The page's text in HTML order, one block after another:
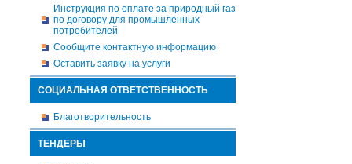
Инструкция по оплате за природный газ
по договору для промышленных
потребителей
Сообщите контактную информацию
Оставить заявку на услуги
СОЦИАЛЬНАЯ ОТВЕТСТВЕННОСТЬ
Благотворительность
ТЕНДЕРЫ